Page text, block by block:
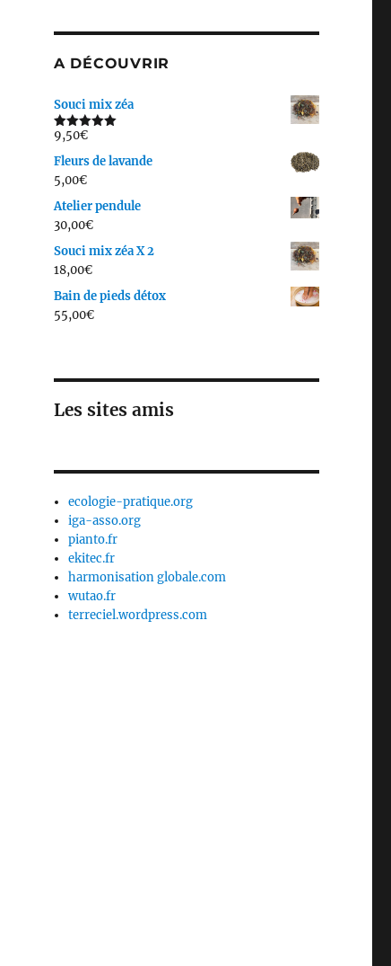
A DÉCOUVRIR
Souci mix zéa
Note5.00
9,50€
Fleurs de lavande
5,00€
Atelier pendule
30,00€
Souci mix zéa X 2
18,00€
Bain de pieds détox
55,00€
Les sites amis
ecologie-pratique.org
iga-asso.org
pianto.fr
ekitec.fr
harmonisation globale.com
wutao.fr
terreciel.wordpress.com